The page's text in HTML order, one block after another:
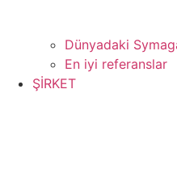
Dünyadaki
En iyi referanslar
ŞİRKET